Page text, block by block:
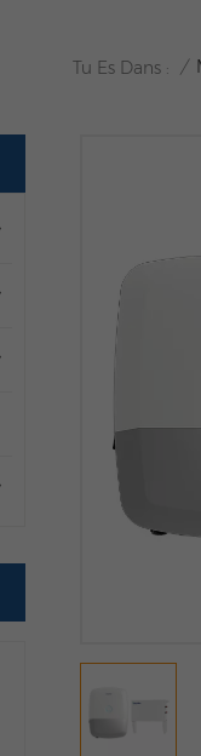
Tu Es Dans : /